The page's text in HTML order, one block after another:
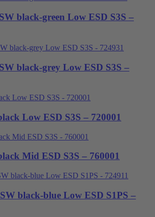
black-green Low ESD S3S –
black-grey Low ESD S3S –
Low ESD S3S – 720001
Mid ESD S3S – 760001
black-blue Low ESD S1PS –